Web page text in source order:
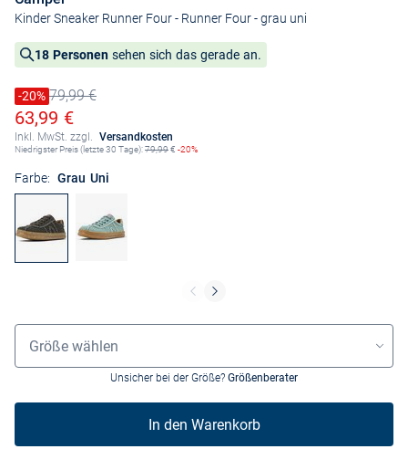
Kinder Sneaker Runner Four - Runner Four- grau uni
18 Personen sehen sich das gerade an.
Preis reduziert um
-20%
Alter Preis79,99 €
Ermäßigter Preis
63,99 €
Inkl. MwSt. zzgl. Versandkosten
Niedrigster Preis (letzte 30 Tage):79,99€ -20%
Farbe: Grau Uni
Größenauswahl
Größe wählen
Unsicher bei der Größe? Größenberater
In den Warenkorb